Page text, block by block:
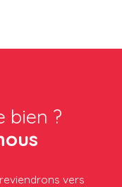
bien ?
vers